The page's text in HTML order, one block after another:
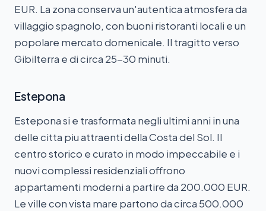
EUR. La zona conserva un'autentica atmosfera da
villaggio spagnolo, con buoni ristoranti locali e un
popolare mercato domenicale. Il tragitto verso
Gibilterra e di circa 25-30 minuti.
Estepona
Estepona si e trasformata negli ultimi anni in una
delle citta piu attraenti della Costa del Sol. Il
centro storico e curato in modo impeccabile e i
nuovi complessi residenziali offrono
appartamenti moderni a partire da 200.000 EUR.
Le ville con vista mare partono da circa 500.000